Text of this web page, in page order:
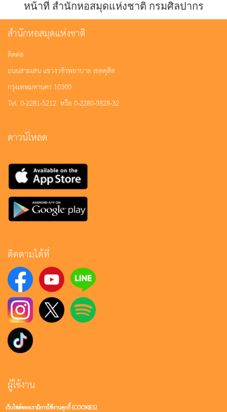
หน้าที่ สำนักหอสมุดแห่งชาติ กรมศิลปากร
สำนักหอสมุดแห่งชาติ
ติดต่อ
ถนนสามเสน แขวงวชิรพยาบาล เขตดุสิต
กรุงเทพมหานคร 10300
Tel. 0-2281-5212 หรือ 0-2280-9828-32
ดาวน์โหลด
ติดตามได้ที่
ผู้ใช้งาน
เว็บไซต์ของเรามีการใช้งานคุกกี้ (COOKIES)